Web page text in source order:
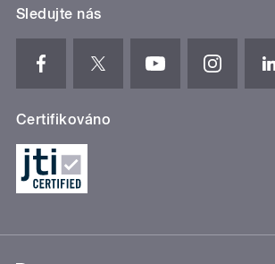
Sledujte nás
Certifikováno